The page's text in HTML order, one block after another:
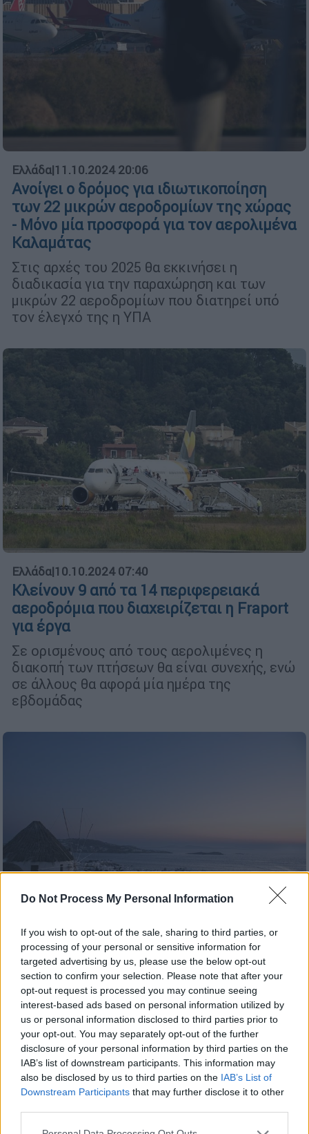
Do Not Process My Personal Information
If you wish to opt-out of the sale, sharing to third parties, or
processing of your personal or sensitive information for
targeted advertising by us, please use the below opt-out
section to confirm your selection. Please note that after your
opt-out request is processed you may continue seeing
interest-based ads based on personal information utilized by
us or personal information disclosed to third parties prior to
your opt-out. You may separately opt-out of the further
disclosure of your personal information by third parties on the
IAB’s list of downstream participants. This information may
also be disclosed by us to third parties on the IAB’s List of
Downstream Participants that may further disclose it to other
Please note that this website/app uses one or more Google
Ελλάδα|11.10.2024 20:06
Ανοίγει ο δρόμος για ιδιωτικοποίηση
των 22 μικρών αεροδρομίων της χώρας
- Μόνο μία προσφορά για τον αερολιμένα
Καλαμάτας
Στις αρχές του 2025 θα εκκινήσει η
διαδικασία για την παραχώρηση και των
μικρών 22 αεροδρομίων που διατηρεί υπό
τον έλεγχό της η ΥΠΑ
Ελλάδα|10.10.2024 07:40
Κλείνουν 9 από τα 14 περιφερειακά
αεροδρόμια που διαχειρίζεται η Fraport
για έργα
Σε ορισμένους από τους αερολιμένες η
διακοπή των πτήσεων θα είναι συνεχής, ενώ
σε άλλους θα αφορά μία ημέρα της
εβδομάδας
Οικονομία|09.10.2024 23:45
Κομβική χρονιά το 2025 για τον
τουρισμό: Προκλήσεις και νέες
προοπτικές σε ένα μεταβαλλόμενο
περιβάλλον
Το 2025 αναμένεται να είναι καθοριστική
χρονιά για τον ελληνικό τουρισμό, με
αυξημένες προκλήσεις και ευκαιρίες